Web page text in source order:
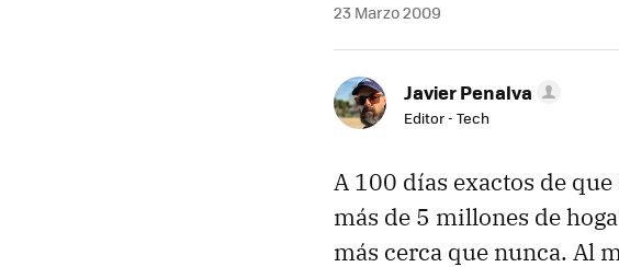
23 Marzo 2009
Javier Penalva
Editor - Tech
A 100 días exactos de
más de 5 millones de
más cerca que nunca. Al